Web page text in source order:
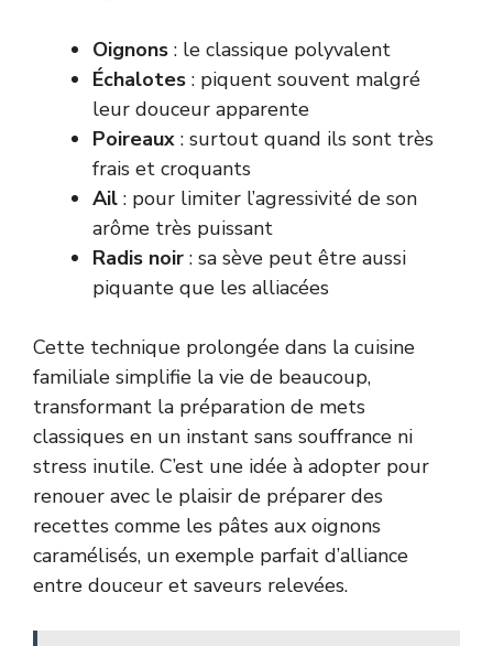
Oignons : le classique polyvalent
Échalotes : piquent souvent malgré
leur douceur apparente
Poireaux : surtout quand ils sont très
frais et croquants
Ail : pour limiter l’agressivité de son
arôme très puissant
Radis noir : sa sève peut être aussi
piquante que les alliacées
Cette technique prolongée dans la cuisine
familiale simplifie la vie de beaucoup,
transformant la préparation de mets
classiques en un instant sans souffrance ni
stress inutile. C’est une idée à adopter pour
renouer avec le plaisir de préparer des
recettes comme les pâtes aux oignons
caramélisés, un exemple parfait d’alliance
entre douceur et saveurs relevées.